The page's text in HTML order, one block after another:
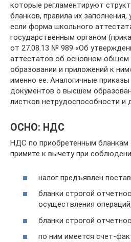
которые регламентируют
бланков, правила их заполнения,
если форма школьного
государственным органом
от 27.08.13 № 989 «Об
аттестатов об основном
образовании и приложений к
именно ее. Аналогичные
документов о высшем
листков нетрудоспособности и
ОСНО: НДС
НДС по приобретенным бланкам
примите к вычету при
налог предъявлен
бланки строгой
осуществления
бланки строгой
по ним имеется счет-